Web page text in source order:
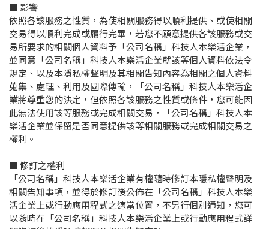
■ 影響
依照各該服務之性質，為使相關服務得以順利提供、或使相關
交易得以順利完成或履行完畢，若您不願意提供各該服務或交
易所要求的相關個人資料予「公司名稱」科技人本樂活企業，
並同意「公司名稱」科技人本樂活企業就該等個人資料依法令
規定、以及本隱私權聲明及其相關告知內容為相關之個人資料
蒐集、處理、利用及國際傳輸，「公司名稱」科技人本樂活企
業將尊重您的決定，但依照各該服務之性質或條件，您可能因
此無法使用該等服務或完成相關交易，「公司名稱」科技人本
樂活企業並保留是否同意提供該等相關服務或完成相關交易之
權利。
■ 修訂之權利
「公司名稱」科技人本樂活企業有權隨時修訂本隱私權聲明及
相關告知事項，並得於修訂後公佈在「公司名稱」科技人本樂
活企業上或行動應用程式之適當位置，不另行個別通知，您可
以隨時在「公司名稱」科技人本樂活企業上或行動應用程式詳